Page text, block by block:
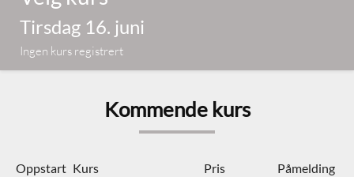
Tirsdag 16. juni
Ingen kurs registrert
Kommende kurs
Oppstart Kurs Pris Påmelding